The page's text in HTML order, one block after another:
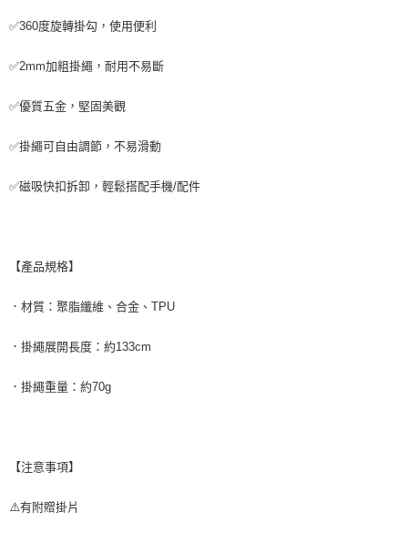
✅360度旋轉掛勾，使用便利
✅2mm加粗掛繩，耐用不易斷
✅優質五金，堅固美觀
✅掛繩可自由調節，不易滑動
✅磁吸快扣拆卸，輕鬆搭配手機/配件
【產品規格】
．材質：聚脂纖維、合金、TPU
．掛繩展開長度：約133cm
．掛繩重量：約70g
【注意事項】
⚠️有附贈掛片